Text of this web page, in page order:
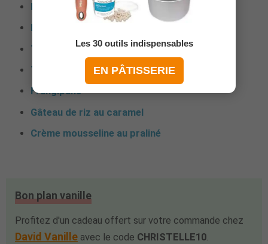
Merveilleux aux chocolat
Bûche fraise amande
Tarte au chocolat façon Saint Honoré
Truffes au chocolat
Frangipane
Gâteau de riz au caramel
Crème mousseline au praliné
Bon plan vanille
Profitez d'un cadeau offert sur votre commande chez
David Vanille avec le code CHRISTELLE10.
Les 30 outils indispensables
EN PÂTISSERIE